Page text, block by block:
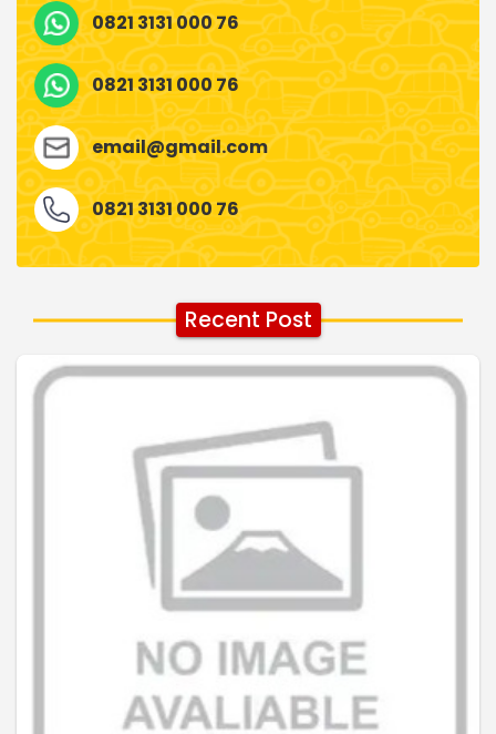
0821 3131 000 76
0821 3131 000 76
email@gmail.com
0821 3131 000 76
Recent Post